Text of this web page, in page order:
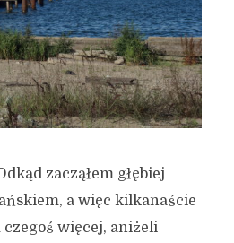
zacząłem głębiej
a więc kilkanaście
czegoś więcej, aniżeli